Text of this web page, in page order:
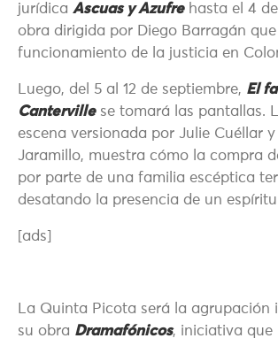
jurídica Ascuas y Azufrehasta el 4
obra dirigida por Diego Barragán que
funcionamiento de la justicia en
Luego, del 5 al 12 de septiembre, El
Cantervillese tomará las pantallas.
escena versionada por Julie Cuéllar
Jaramillo, muestra cómo la compra
por parte de una familia escéptica
desatando la presencia de un
[ads]
La Quinta Picota será la agrupación
su obra Dramafónicos, iniciativa que